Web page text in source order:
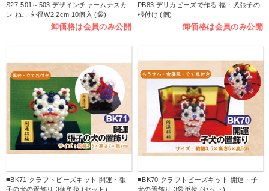
S27-501～503 デザインチャームナスカ
ン ねこ 外径W2.2cm 10個入 (袋)
卸価格は会員のみ公開
PB83 デリカビーズで作る 福・犬張子の
根付け (個)
卸価格は会員のみ公開
■BK71 クラフトビーズキット 開運・張
子の犬の置飾り 3個単位 (セット)
■BK70 クラフトビーズキット 開運・子
犬の置飾り 3袋単位 (セット)